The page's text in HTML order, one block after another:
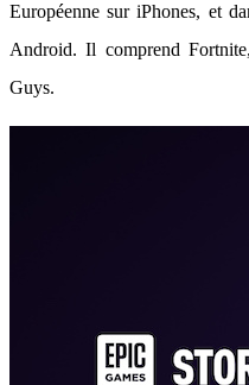
Européenne sur iPhones, et
Android. Il comprend
Guys.